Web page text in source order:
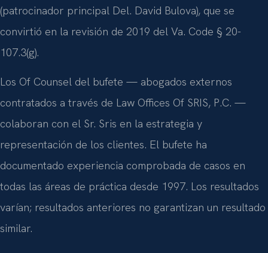
(patrocinador principal Del. David Bulova), que se
convirtió en la revisión de 2019 del Va. Code § 20-
107.3(g).
Los Of Counsel del bufete — abogados externos
contratados a través de Law Offices Of SRIS, P.C. —
colaboran con el Sr. Sris en la estrategia y
representación de los clientes. El bufete ha
documentado experiencia comprobada de casos en
todas las áreas de práctica desde 1997. Los resultados
varían; resultados anteriores no garantizan un resultado
similar.